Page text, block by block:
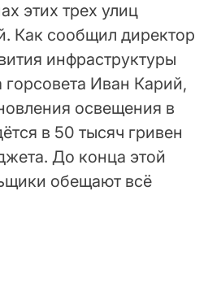
этих трех улиц
Как сообщил директор
инфраструктуры
Иван Карий,
освещения в
в 50 тысяч гривен
До конца этой
обещают всё